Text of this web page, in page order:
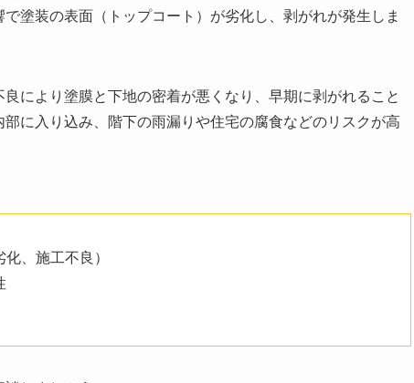
塗装の表面（トップコート）が劣化し、剥がれが発生しま
により塗膜と下地の密着が悪くなり、早期に剥がれること
に入り込み、階下の雨漏りや住宅の腐食などのリスクが高
、施工不良）